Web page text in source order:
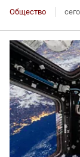
Общество